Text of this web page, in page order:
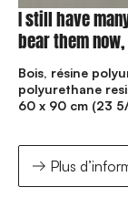
I still have
bear them now,
Bois, résine
polyurethane
60 x 90 cm (23
Plus